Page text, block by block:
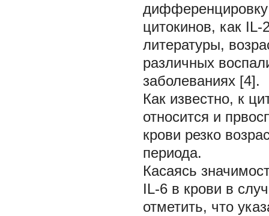
цитокинов, как
литературы,
различных
заболеваниях [4].
Как известно, к
относится и
крови резко
периода.
Касаясь
IL-6 в крови в
отметить, что